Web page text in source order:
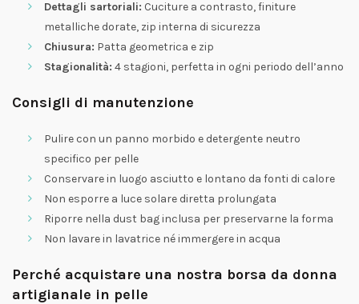
Dettagli sartoriali: Cuciture a contrasto, finiture
metalliche dorate, zip interna di sicurezza
Chiusura: Patta geometrica e zip
Stagionalità: 4 stagioni, perfetta in ogni periodo dell’anno
Consigli di manutenzione
Pulire con un panno morbido e detergente neutro
specifico per pelle
Conservare in luogo asciutto e lontano da fonti di calore
Non esporre a luce solare diretta prolungata
Riporre nella dust bag inclusa per preservarne la forma
Non lavare in lavatrice né immergere in acqua
Perché acquistare una nostra borsa da donna
artigianale in pelle